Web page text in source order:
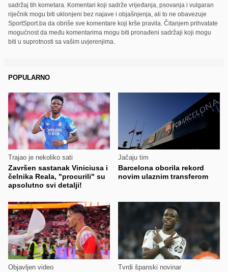
sadržaj tih kometara. Komentari koji sadrže vrijeđanja, psovanja i vulgaran
riječnik mogu biti uklonjeni bez najave i objašnjenja, ali to ne obavezuje
SportSport.ba da obriše sve komentare koji krše pravila. Čitanjem prihvatate
mogućnost da među komentarima mogu biti pronađeni sadržaji koji mogu
biti u suprotnosti sa vašim uvjerenjima.
POPULARNO
Trajao je nekoliko sati
Završen sastanak Viniciusa i
čelnika Reala, "procurili" su
apsolutno svi detalji!
Jačaju tim
Barcelona oborila rekord
novim ulaznim transferom
Objavljen video Tvrdi španski novinar